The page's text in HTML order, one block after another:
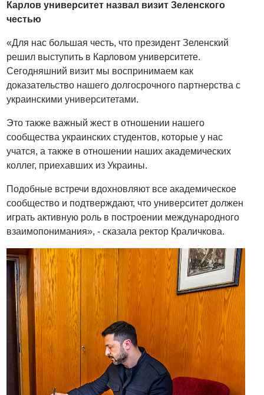
Карлов университет назвал визит Зеленского
честью
«Для нас большая честь, что президент Зеленский
решил выступить в Карловом университете.
Сегодняшний визит мы воспринимаем как
доказательство нашего долгосрочного партнерства с
украинскими университетами.
Это также важный жест в отношении нашего
сообщества украинских студентов, которые у нас
учатся, а также в отношении наших академических
коллег, приехавших из Украины.
Подобные встречи вдохновляют все академическое
сообщество и подтверждают, что университет должен
играть активную роль в построении международного
взаимопонимания», - сказала ректор Краличкова.